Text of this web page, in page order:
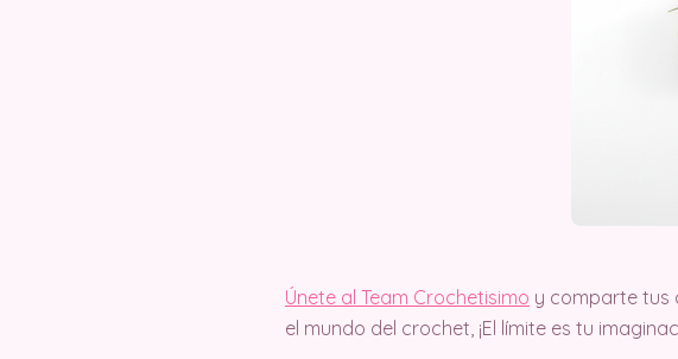
Únete al Team Crochetisimo y comparte tus
el mundo del crochet, ¡El límite es tu